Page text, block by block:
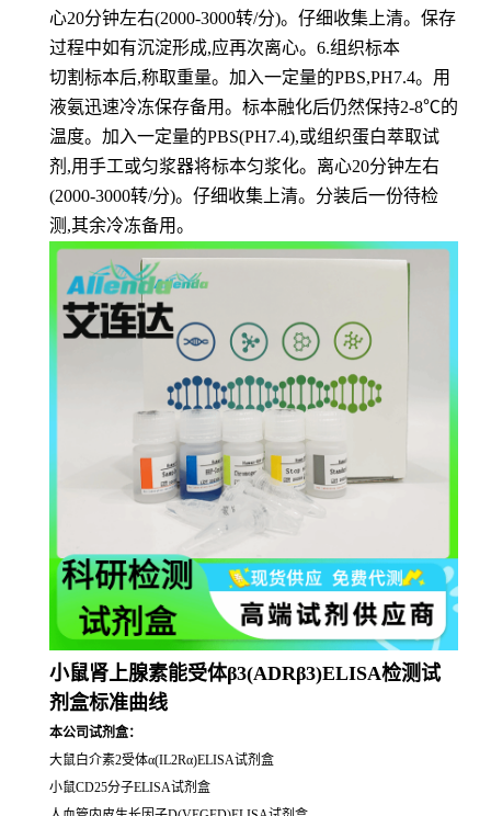
心20分钟左右(2000-3000转/分)。仔细收集上清。保存
过程中如有沉淀形成,应再次离心。6.组织标本
切割标本后,称取重量。加入一定量的PBS,PH7.4。用
液氨迅速冷冻保存备用。标本融化后仍然保持2-8℃的
温度。加入一定量的PBS(PH7.4),或组织蛋白萃取试
剂,用手工或匀浆器将标本匀浆化。离心20分钟左右
(2000-3000转/分)。仔细收集上清。分装后一份待检
测,其余冷冻备用。
小鼠肾上腺素能受体β3(ADRβ3)ELISA检测试
剂盒标准曲线
本公司试剂盒：
大鼠白介素2受体α(IL2Rα)ELISA试剂盒
小鼠CD25分子ELISA试剂盒